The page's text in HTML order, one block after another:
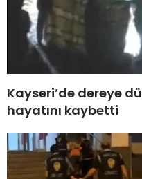
Kayseri’de dereye
hayatını kaybetti